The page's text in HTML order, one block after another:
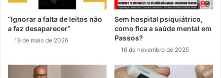
“Ignorar a falta de leitos não
a faz desaparecer”
18 de maio de 2026
Sem hospital psiquiátrico,
como fica a saúde mental em
Passos?
16 de novembro de 2025